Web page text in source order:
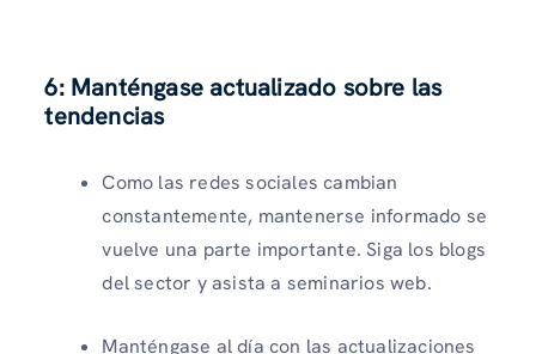
6: Manténgase actualizado sobre las
tendencias
Como las redes sociales cambian
constantemente, mantenerse informado se
vuelve una parte importante. Siga los blogs
del sector y asista a seminarios web.
Manténgase al día con las actualizaciones